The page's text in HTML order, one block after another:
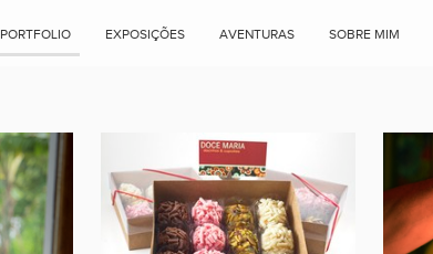
PORTFOLIO EXPOSIÇÕES AVENTURAS SOBRE MIM
DOCE MARIA